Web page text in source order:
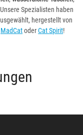
Spezialisten haben
hergestellt von
MadCatoderCat Spirit!